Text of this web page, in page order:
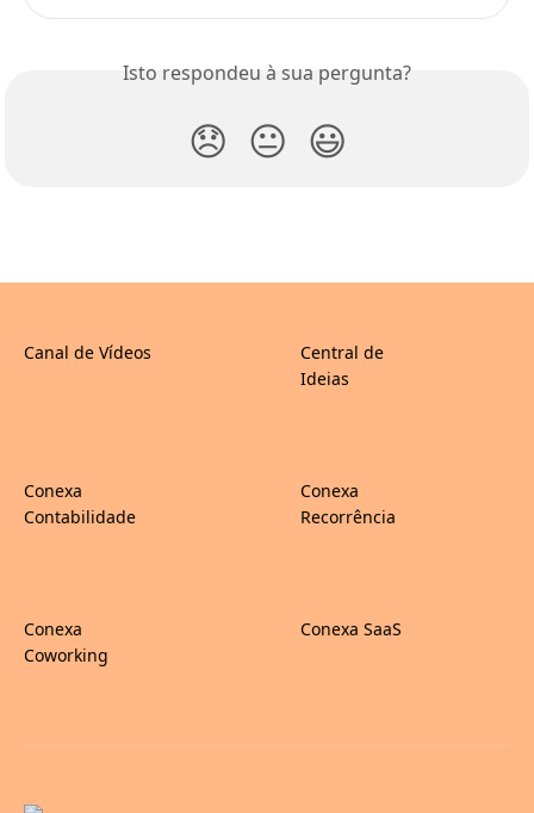
Isto respondeu à sua pergunta?
😞 😐 😃
Canal de Vídeos
Central de
Ideias
Conexa
Contabilidade
Conexa
Recorrência
Conexa
Coworking
Conexa SaaS